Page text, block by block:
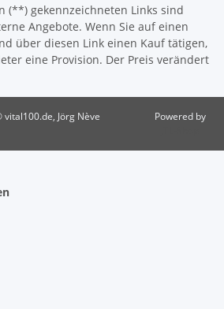
(**) gekennzeichneten Links sind
Angebote. Wenn Sie auf einen
über diesen Link einen Kauf tätigen,
eine Provision. Der Preis verändert
vital100.de, Jörg Nève
Powered by